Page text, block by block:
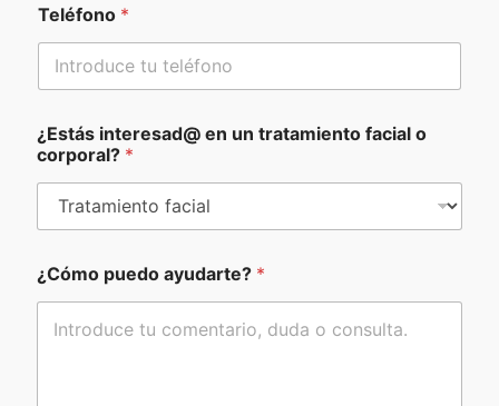
Teléfono *
¿Estás interesad@ en un tratamiento facial o
corporal? *
¿Cómo puedo ayudarte? *